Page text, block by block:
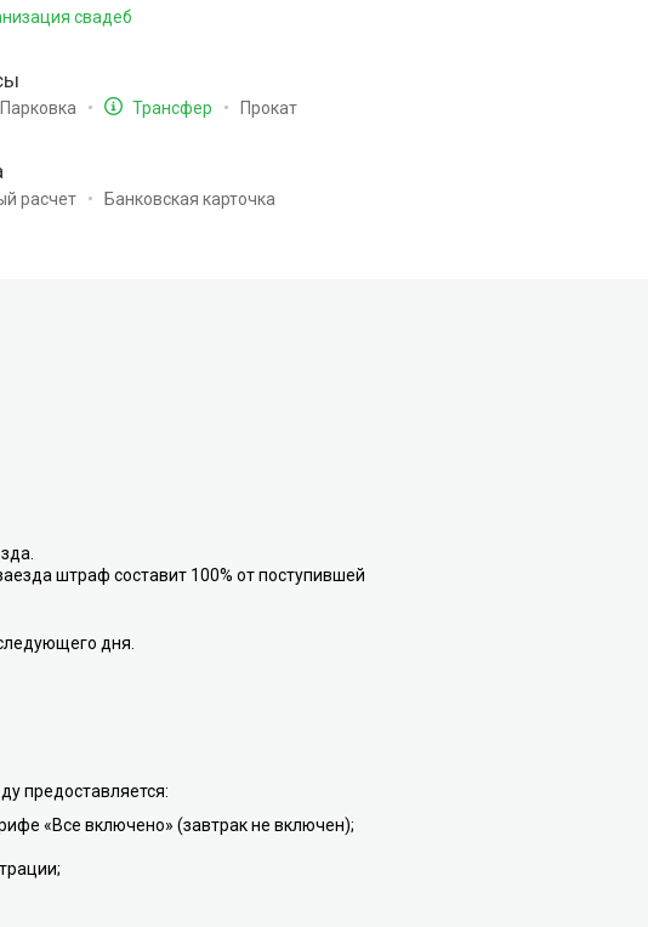
свадеб
Парковка Трансфер Прокат
расчет Банковская карточка
штраф составит 100% от поступившей
дня.
предоставляется:
«Все включено» (завтрак не включен);